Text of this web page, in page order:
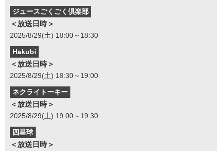
ジュースごくごく倶楽部
＜放送日時＞
2025/8/29(土) 18:00～18:30
Hakubi
＜放送日時＞
2025/8/29(土) 18:30～19:00
ネクライトーキー
＜放送日時＞
2025/8/29(土) 19:00～19:30
四星球
＜放送日時＞